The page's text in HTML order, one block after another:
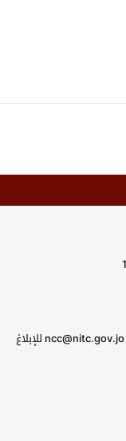
يرجى الاتصال على 065008080 أو إرسال بريد إلكتروني إلى ncc@nitc.gov.jo للإبلاغ